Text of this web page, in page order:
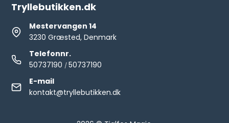
Tryllebutikken.dk
Mestervangen 14
3230 Græsted, Denmark
Telefonnr.
50737190 /50737190
E-mail
kontakt@tryllebutikken.dk